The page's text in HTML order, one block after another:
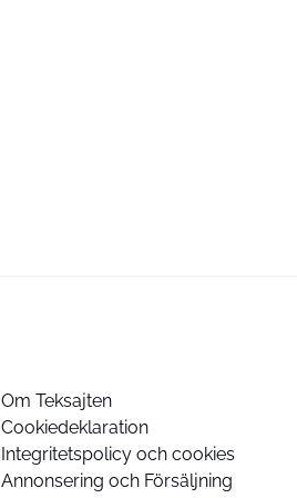
Om Teksajten
Cookiedeklaration
Integritetspolicy och cookies
Annonsering och Försäljning